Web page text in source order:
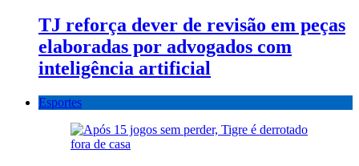
TJ reforça dever de revisão em peças
elaboradas por advogados com
inteligência artificial
Esportes